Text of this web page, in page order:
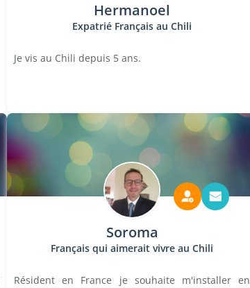
Hermanoel
Expatrié Français au Chili
Je vis au Chili depuis 5 ans.
Soroma
Français qui aimerait vivre au Chili
Résident en France je souhaite m'installer en